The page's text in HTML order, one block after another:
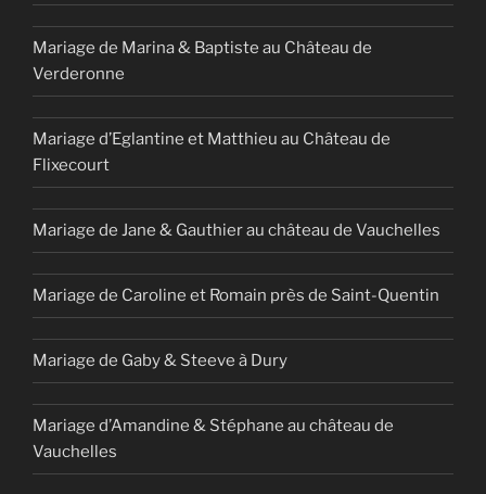
Mariage de Marina & Baptiste au Château de
Verderonne
Mariage d’Eglantine et Matthieu au Château de
Flixecourt
Mariage de Jane & Gauthier au château de Vauchelles
Mariage de Caroline et Romain près de Saint-Quentin
Mariage de Gaby & Steeve à Dury
Mariage d’Amandine & Stéphane au château de
Vauchelles